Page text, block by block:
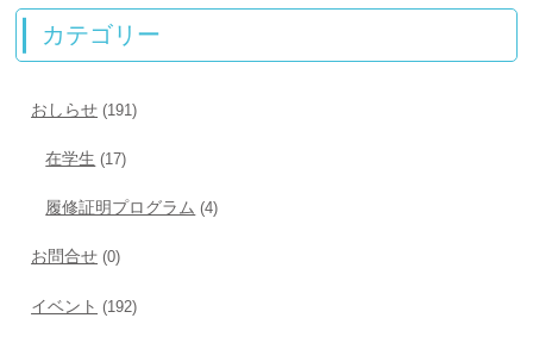
カテゴリー
おしらせ (191)
在学生 (17)
履修証明プログラム (4)
お問合せ (0)
イベント (192)